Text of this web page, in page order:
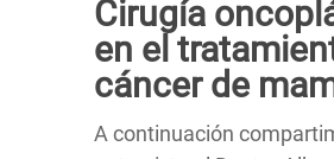
Cirugía
en el
cáncer de
A continuación